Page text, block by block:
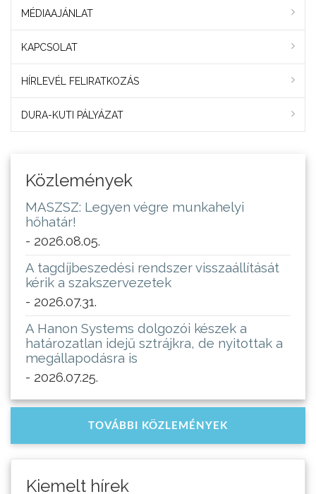
MÉDIAAJÁNLAT
KAPCSOLAT
HÍRLEVÉL FELIRATKOZÁS
DURA-KUTI PÁLYÁZAT
Közlemények
MASZSZ: Legyen végre munkahelyi
hőhatár!
- 2026.08.05.
A tagdíjbeszedési rendszer visszaállítását
kérik a szakszervezetek
- 2026.07.31.
A Hanon Systems dolgozói készek a
határozatlan idejű sztrájkra, de nyitottak a
megállapodásra is
- 2026.07.25.
TOVÁBBI KÖZLEMÉNYEK
Kiemelt hírek